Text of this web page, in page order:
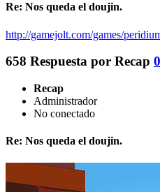
Re: Nos queda el doujin.
http://gamejolt.com/games/
658 Respuesta por Recap
Recap
Administrador
No conectado
Re: Nos queda el doujin.